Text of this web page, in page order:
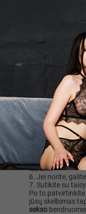
Nemokamai
–
platformos
skelbimą vos
Pasirinkite
(pvz., fetišas,
Nurodykite
ko ieškote.
Palikite savo
paminėti, kad
skelbime, kaip ir
gausite nuorodą
redavaimui).
paštu arba
Įveskite
ieškote.
Jei norite,
Sutikite su
Po to
jūsų skelbimas
sekso